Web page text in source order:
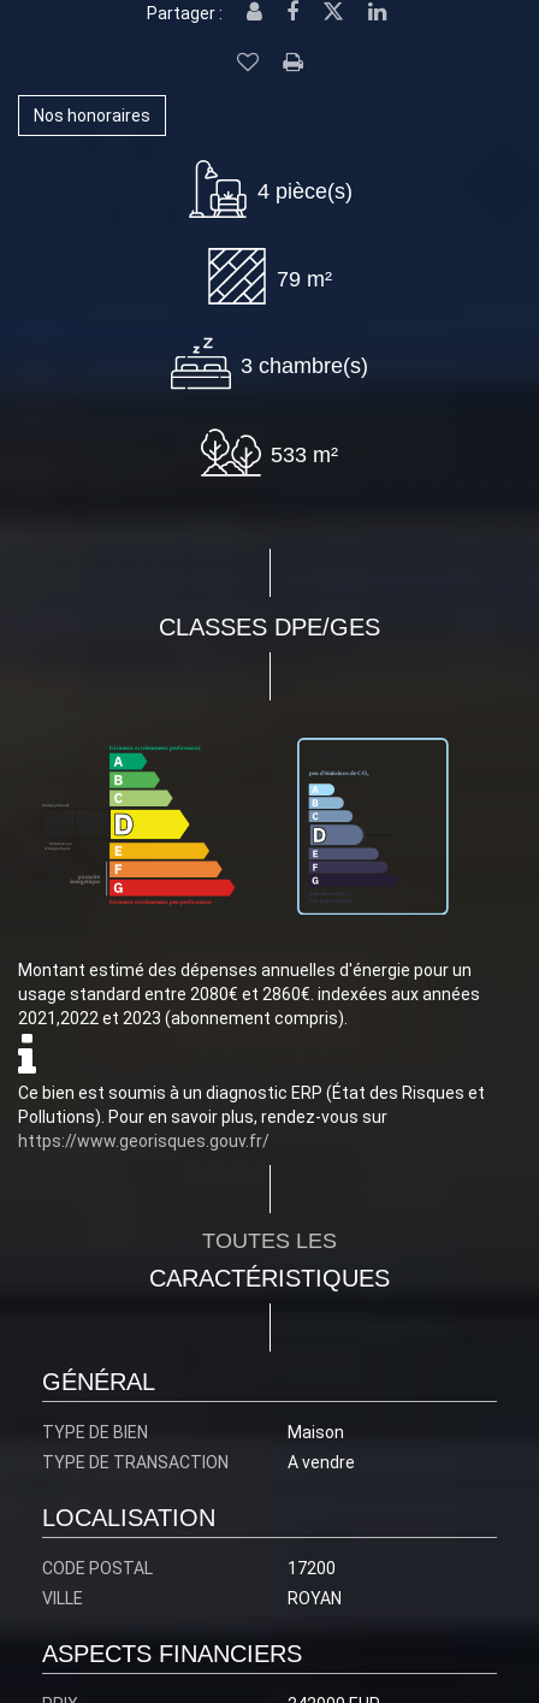
Partager :
Nos honoraires
4 pièce(s)
79 m²
3 chambre(s)
533 m²
CLASSES DPE/GES
Montant estimé des dépenses annuelles d'énergie pour un
usage standard entre 2080€ et 2860€. indexées aux années
2021,2022 et 2023 (abonnement compris).
Ce bien est soumis à un diagnostic ERP (État des Risques et
Pollutions). Pour en savoir plus, rendez-vous sur
https://www.georisques.gouv.fr/
TOUTES LES
CARACTÉRISTIQUES
GÉNÉRAL
TYPE DE BIEN
Maison
TYPE DE TRANSACTION
A vendre
LOCALISATION
CODE POSTAL
17200
VILLE
ROYAN
ASPECTS FINANCIERS